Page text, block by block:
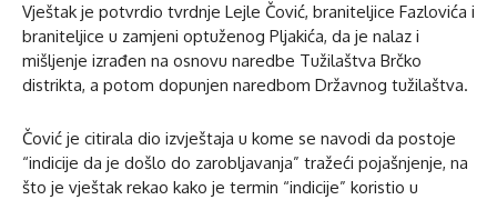
Vještak je potvrdio tvrdnje Lejle Čović, braniteljice Fazlovića i
braniteljice u zamjeni optuženog Pljakića, da je nalaz i
mišljenje izrađen na osnovu naredbe Tužilaštva Brčko
distrikta, a potom dopunjen naredbom Državnog tužilaštva.
Čović je citirala dio izvještaja u kome se navodi da postoje
“indicije da je došlo do zarobljavanja” tražeći pojašnjenje, na
što je vještak rekao kako je termin “indicije” koristio u